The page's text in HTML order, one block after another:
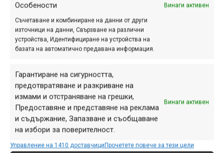
Особености Винаги активен
Съчетаване и комбиниране на данни от други
източници на данни, Свързване на различни
устройства, Идентифициране на устройства на
базата на автоматично предавана информация.
Гарантиране на сигурността,
предотвратяване и разкриване на
измами и отстраняване на грешки,
Предоставяне и представяне на реклама
и съдържание, Запазване и съобщаване
на избори за поверителност.
Винаги активен
Управление на 1410 доставчициПрочетете повече за тези цели
Снимка на деня |
13.07.2018
юли 12, 2018 at 22:03.
От утре заедно с още стотина човека
ще се потопим (надявам се само в
преносния смисъл на думата) в
Родопите за поредното издание на
Перпендикулярна вселена. Какво ли